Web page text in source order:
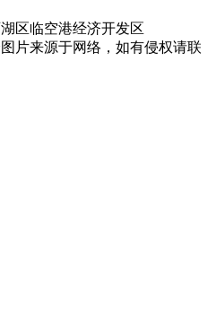
区临空港经济开发区
片来源于网络，如有侵权请联